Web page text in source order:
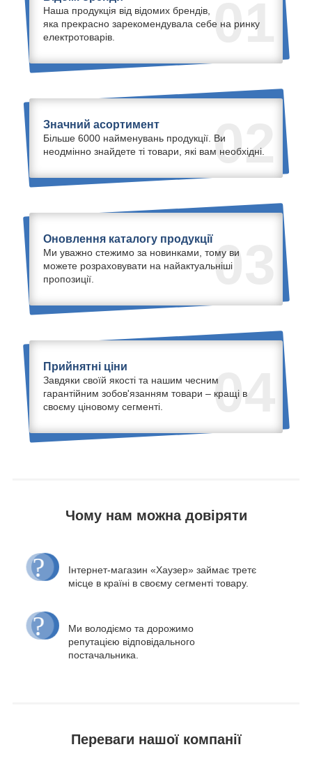
01
Наша продукція від відомих брендів,
яка прекрасно зарекомендувала себе на ринку
електротоварів.
02
Значний асортимент
Більше 6000 найменувань продукції. Ви
неодмінно знайдете ті товари, які вам необхідні.
03
Оновлення каталогу продукції
Ми уважно стежимо за новинками, тому ви
можете розраховувати на найактуальніші
пропозиції.
04
Прийнятні ціни
Завдяки своїй якості та нашим чесним
гарантійним зобов'язанням товари – кращі в
своєму ціновому сегменті.
Чому нам можна довіряти
Інтернет-магазин «Хаузер» займає третє
місце в країні в своєму сегменті товару.
Ми володіємо та дорожимо
репутацією відповідального
постачальника.
Переваги нашої компанії